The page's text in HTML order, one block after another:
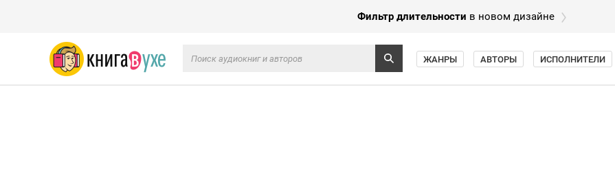
Фильтр длительности в новом дизайне
ЖАНРЫ АВТОРЫ ИСПОЛНИТЕЛИ